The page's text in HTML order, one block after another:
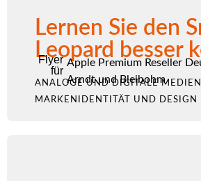
Lernen Sie den
Leopard besser
Flyer
für
Apple Premium Reseller
Arndt und Bleibohm
ANALOGE UND DIGITALE MEDIEN
MARKENIDENTITÄT UND DESIGN